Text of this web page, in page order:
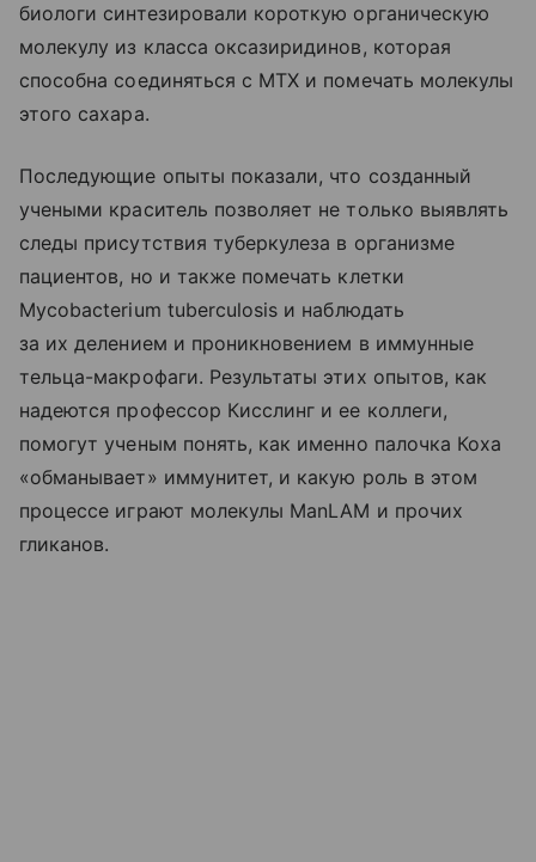
биологи синтезировали короткую органическую
молекулу из класса оксазиридинов, которая
способна соединяться с MTX и помечать молекулы
этого сахара.
Последующие опыты показали, что созданный
учеными краситель позволяет не только выявлять
следы присутствия туберкулеза в организме
пациентов, но и также помечать клетки
Mycobacterium tuberculosis и наблюдать
за их делением и проникновением в иммунные
тельца-макрофаги. Результаты этих опытов, как
надеются профессор Кисслинг и ее коллеги,
помогут ученым понять, как именно палочка Коха
«обманывает» иммунитет, и какую роль в этом
процессе играют молекулы ManLAM и прочих
гликанов.